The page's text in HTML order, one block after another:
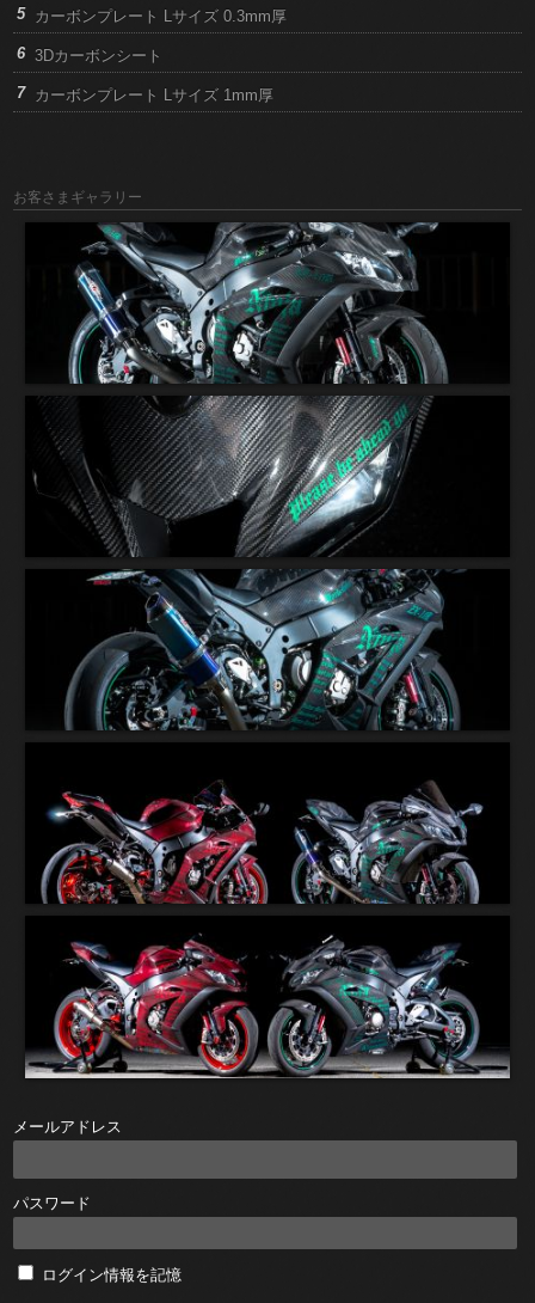
カーボンプレート Lサイズ 0.3mm厚
3Dカーボンシート
カーボンプレート Lサイズ 1mm厚
お客さまギャラリー
メールアドレス
パスワード
ログイン情報を記憶